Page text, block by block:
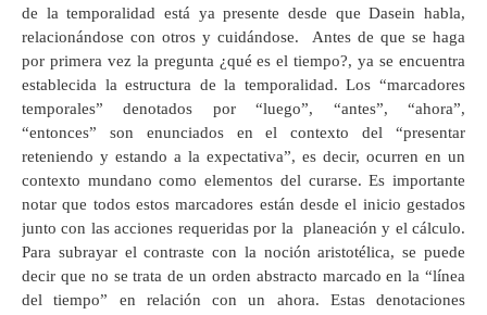
de la temporalidad está ya presente desde que Dasein habla,
relacionándose con otros y cuidándose. Antes de que se haga
por primera vez la pregunta ¿qué es el tiempo?, ya se encuentra
establecida la estructura de la temporalidad. Los “marcadores
temporales” denotados por “luego”, “antes”, “ahora”,
“entonces” son enunciados en el contexto del “presentar
reteniendo y estando a la expectativa”, es decir, ocurren en un
contexto mundano como elementos del curarse. Es importante
notar que todos estos marcadores están desde el inicio gestados
junto con las acciones requeridas por la planeación y el cálculo.
Para subrayar el contraste con la noción aristotélica, se puede
decir que no se trata de un orden abstracto marcado en la “línea
del tiempo” en relación con un ahora. Estas denotaciones